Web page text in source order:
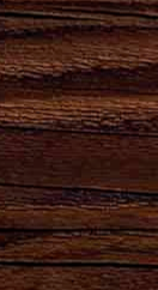
Сила
твоего
сердца!